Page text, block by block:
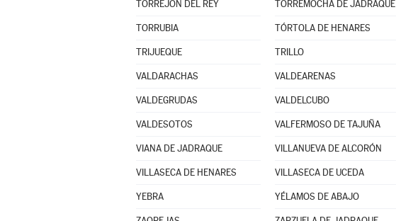
TORREJÓN DEL REY TORREMOCHA DE JADRAQUE
TORRUBIA TÓRTOLA DE HENARES
TRIJUEQUE TRILLO
VALDARACHAS VALDEARENAS
VALDEGRUDAS VALDELCUBO
VALDESOTOS VALFERMOSO DE TAJUÑA
VIANA DE JADRAQUE VILLANUEVA DE ALCORÓN
VILLASECA DE HENARES VILLASECA DE UCEDA
YEBRA YÉLAMOS DE ABAJO